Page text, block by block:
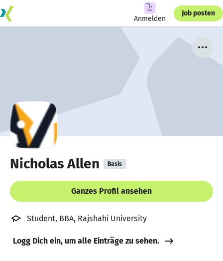
Anmelden
Job posten
Nicholas Allen Basis
Ganzes Profil ansehen
Student, BBA, Rajshahi University
Logg Dich ein, um alle Einträge zu sehen.